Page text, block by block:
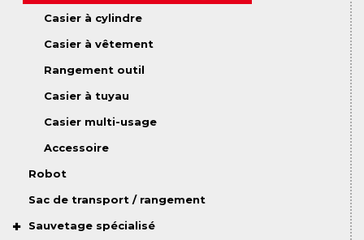
Casier à cylindre
Casier à vêtement
Rangement outil
Casier à tuyau
Casier multi-usage
Accessoire
Robot
Sac de transport / rangement
Sauvetage spécialisé